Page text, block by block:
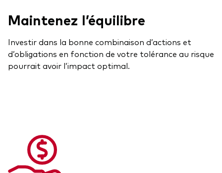
Maintenez l’équilibre
Investir dans la bonne combinaison d’actions et
d’obligations en fonction de votre tolérance au risque
pourrait avoir l’impact optimal.